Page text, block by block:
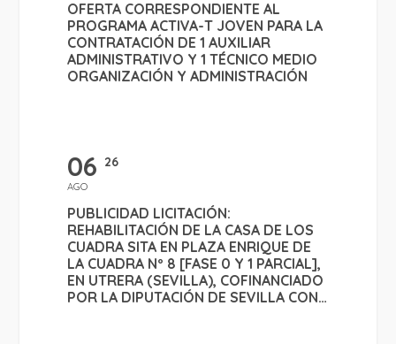
OFERTA CORRESPONDIENTE AL
PROGRAMA ACTIVA-T JOVEN PARA LA
CONTRATACIÓN DE 1 AUXILIAR
ADMINISTRATIVO Y 1 TÉCNICO MEDIO
ORGANIZACIÓN Y ADMINISTRACIÓN
06
AGO
26
PUBLICIDAD LICITACIÓN:
REHABILITACIÓN DE LA CASA DE LOS
CUADRA SITA EN PLAZA ENRIQUE DE
LA CUADRA Nº 8 [FASE 0 Y 1 PARCIAL],
EN UTRERA (SEVILLA), COFINANCIADO
POR LA DIPUTACIÓN DE SEVILLA CON